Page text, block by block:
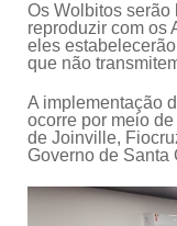
Os Wolbitos
reproduzir com os
eles
que não
A implementação
ocorre por meio
de Joinville,
Governo de Santa